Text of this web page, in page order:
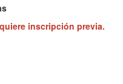
inscripción previa.